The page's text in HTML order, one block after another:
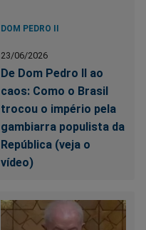
DOM PEDRO II
23/06/2026
De Dom Pedro II ao
caos: Como o Brasil
trocou o império pela
gambiarra populista da
República (veja o
vídeo)